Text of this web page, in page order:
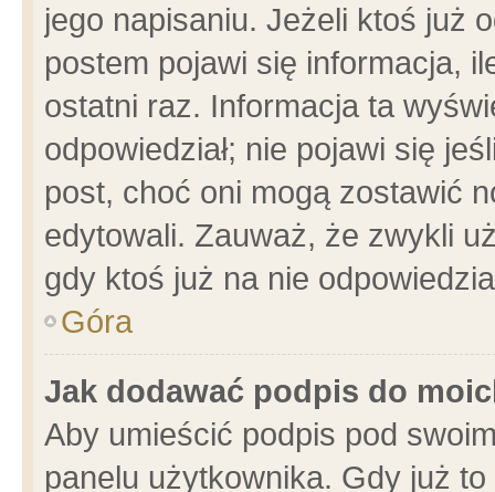
jego napisaniu. Jeżeli ktoś już
postem pojawi się informacja,
ostatni raz. Informacja ta
odpowiedział; nie pojawi się
post, choć oni mogą zostawić
edytowali. Zauważ, że zwykli
gdy ktoś już na nie
Góra
Jak dodawać podpis do
Aby umieścić podpis pod
panelu użytkownika. Gdy już